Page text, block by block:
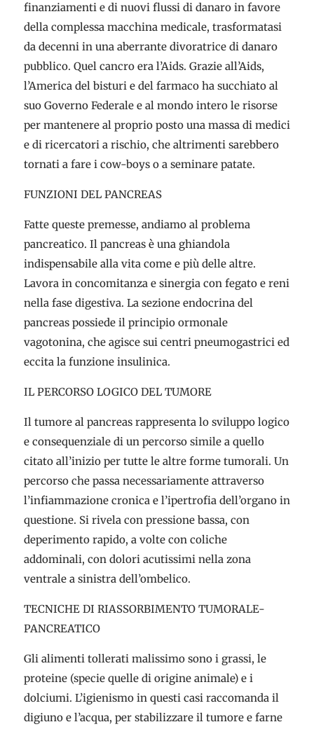
finanziamenti e di nuovi flussi di danaro in favore
della complessa macchina medicale, trasformatasi
da decenni in una aberrante divoratrice di danaro
pubblico. Quel cancro era l’Aids. Grazie all’Aids,
l’America del bisturi e del farmaco ha succhiato al
suo Governo Federale e al mondo intero le risorse
per mantenere al proprio posto una massa di medici
e di ricercatori a rischio, che altrimenti sarebbero
tornati a fare i cow-boys o a seminare patate.
FUNZIONI DEL PANCREAS
Fatte queste premesse, andiamo al problema
pancreatico. Il pancreas è una ghiandola
indispensabile alla vita come e più delle altre.
Lavora in concomitanza e sinergia con fegato e reni
nella fase digestiva. La sezione endocrina del
pancreas possiede il principio ormonale
vagotonina, che agisce sui centri pneumogastrici ed
eccita la funzione insulinica.
IL PERCORSO LOGICO DEL TUMORE
Il tumore al pancreas rappresenta lo sviluppo logico
e consequenziale di un percorso simile a quello
citato all’inizio per tutte le altre forme tumorali. Un
percorso che passa necessariamente attraverso
l’infiammazione cronica e l’ipertrofia dell’organo in
questione. Si rivela con pressione bassa, con
deperimento rapido, a volte con coliche
addominali, con dolori acutissimi nella zona
ventrale a sinistra dell’ombelico.
TECNICHE DI RIASSORBIMENTO TUMORALE-
PANCREATICO
Gli alimenti tollerati malissimo sono i grassi, le
proteine (specie quelle di origine animale) e i
dolciumi. L’igienismo in questi casi raccomanda il
digiuno e l’acqua, per stabilizzare il tumore e farne